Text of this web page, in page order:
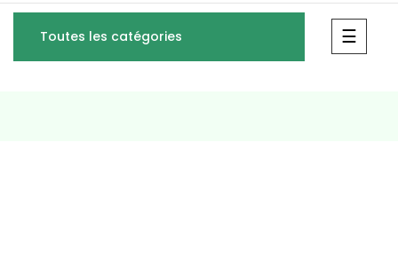
Toutes les catégories ☰